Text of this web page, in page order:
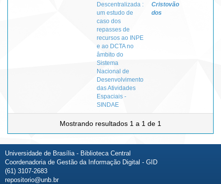
Descentralizada :
um estudo de
caso dos
repasses de
recursos ao INPE
e ao DCTA no
âmbito do
Sistema
Nacional de
Desenvolvimento
das Atividades
Espaciais -
SINDAE
Cristovão
dos
Mostrando resultados 1 a 1 de 1
Universidade de Brasília - Biblioteca Central
Coordenadoria de Gestão da Informação Digital - GID
(61) 3107-2683
repositorio@unb.br